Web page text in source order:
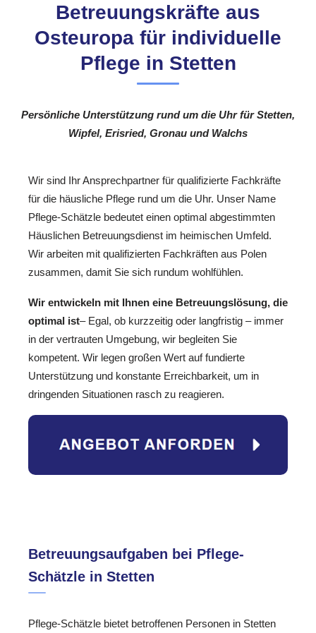
Betreuungskräfte aus
Osteuropa für individuelle
Pflege in Stetten
Persönliche Unterstützung rund um die Uhr für Stetten,
Wipfel, Erisried, Gronau und Walchs
Wir sind Ihr Ansprechpartner für qualifizierte Fachkräfte
für die häusliche Pflege rund um die Uhr. Unser Name
Pflege-Schätzle bedeutet einen optimal abgestimmten
Häuslichen Betreuungsdienst im heimischen Umfeld.
Wir arbeiten mit qualifizierten Fachkräften aus Polen
zusammen, damit Sie sich rundum wohlfühlen.
Wir entwickeln mit Ihnen eine Betreuungslösung, die
optimal ist– Egal, ob kurzzeitig oder langfristig – immer
in der vertrauten Umgebung, wir begleiten Sie
kompetent. Wir legen großen Wert auf fundierte
Unterstützung und konstante Erreichbarkeit, um in
dringenden Situationen rasch zu reagieren.
Betreuungsaufgaben bei Pflege-
Schätzle in Stetten
Pflege-Schätzle bietet betroffenen Personen in Stetten